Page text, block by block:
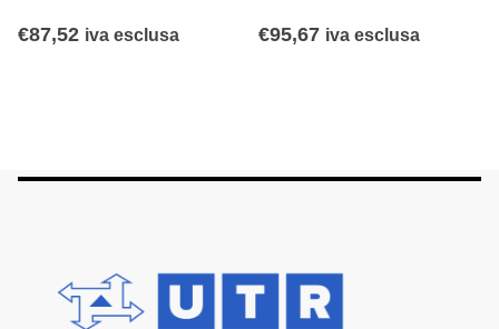
€87,52 iva esclusa €95,67 iva esclusa